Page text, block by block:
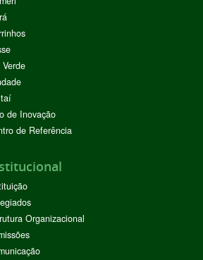
de Inovação
de Referência
Organizacional